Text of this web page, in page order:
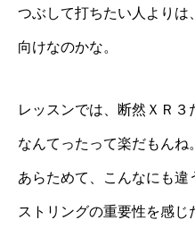
つぶして打ちたい人よりは
向けなのかな。
レッスンでは、断然ＸＲ３
なんてったって楽だもんね。
あらためて、こんなにも違
ストリングの重要性を感じ